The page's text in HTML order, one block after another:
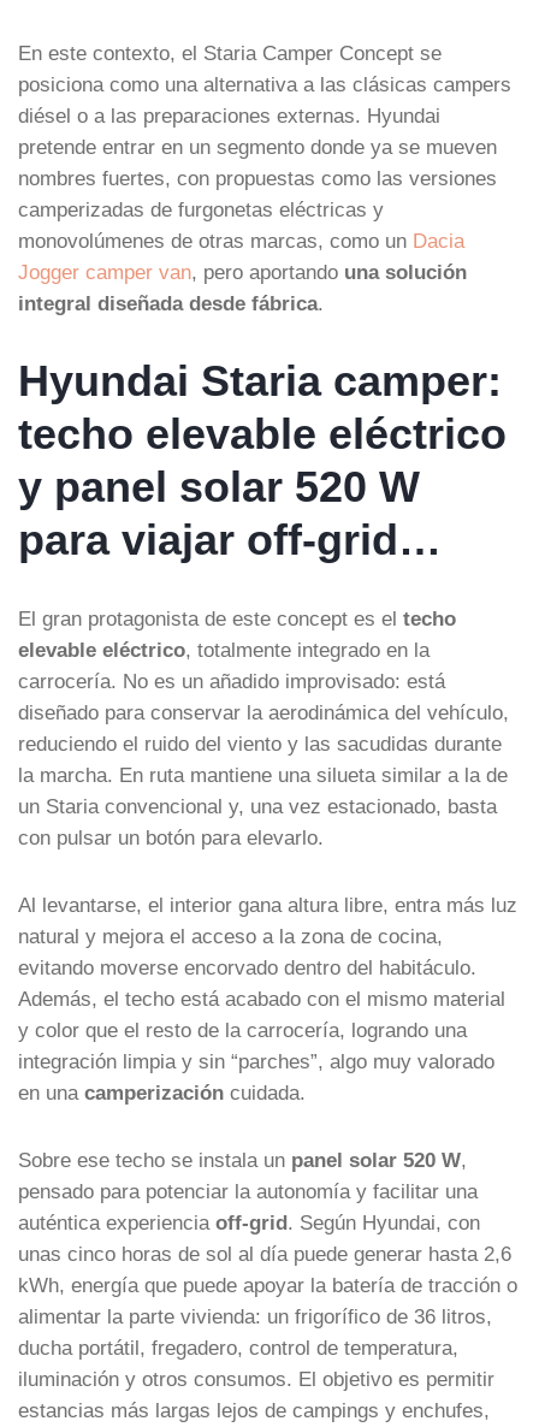
En este contexto, el Staria Camper Concept se
posiciona como una alternativa a las clásicas campers
diésel o a las preparaciones externas. Hyundai
pretende entrar en un segmento donde ya se mueven
nombres fuertes, con propuestas como las versiones
camperizadas de furgonetas eléctricas y
monovolúmenes de otras marcas, como un Dacia
Jogger camper van, pero aportando una solución
integral diseñada desde fábrica.
Hyundai Staria camper:
techo elevable eléctrico
y panel solar 520 W
para viajar off-grid…
El gran protagonista de este concept es el techo
elevable eléctrico, totalmente integrado en la
carrocería. No es un añadido improvisado: está
diseñado para conservar la aerodinámica del vehículo,
reduciendo el ruido del viento y las sacudidas durante
la marcha. En ruta mantiene una silueta similar a la de
un Staria convencional y, una vez estacionado, basta
con pulsar un botón para elevarlo.
Al levantarse, el interior gana altura libre, entra más luz
natural y mejora el acceso a la zona de cocina,
evitando moverse encorvado dentro del habitáculo.
Además, el techo está acabado con el mismo material
y color que el resto de la carrocería, logrando una
integración limpia y sin “parches”, algo muy valorado
en una camperización cuidada.
Sobre ese techo se instala un panel solar 520 W,
pensado para potenciar la autonomía y facilitar una
auténtica experiencia off-grid. Según Hyundai, con
unas cinco horas de sol al día puede generar hasta 2,6
kWh, energía que puede apoyar la batería de tracción o
alimentar la parte vivienda: un frigorífico de 36 litros,
ducha portátil, fregadero, control de temperatura,
iluminación y otros consumos. El objetivo es permitir
estancias más largas lejos de campings y enchufes,